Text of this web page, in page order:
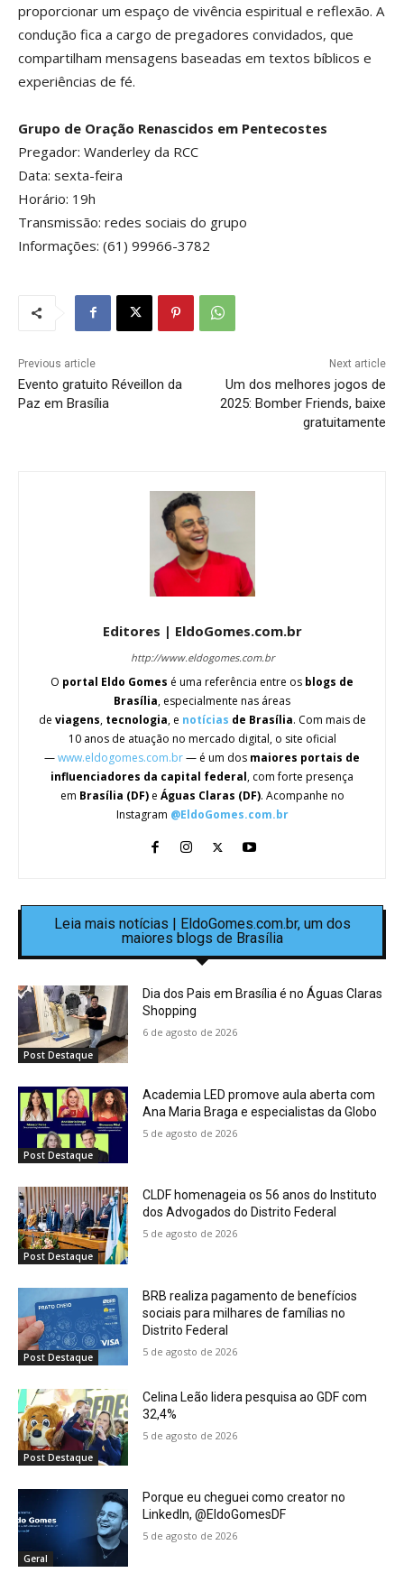
proporcionar um espaço de vivência espiritual e reflexão. A
condução fica a cargo de pregadores convidados, que
compartilham mensagens baseadas em textos bíblicos e
experiências de fé.
Grupo de Oração Renascidos em Pentecostes
Pregador: Wanderley da RCC
Data: sexta-feira
Horário: 19h
Transmissão: redes sociais do grupo
Informações: (61) 99966-3782
Previous article
Evento gratuito Réveillon da
Paz em Brasília
Next article
Um dos melhores jogos de
2025: Bomber Friends, baixe
gratuitamente
Editores | EldoGomes.com.br
http://www.eldogomes.com.br
O portal Eldo Gomes é uma referência entre os blogs de
Brasília, especialmente nas áreas
de viagens, tecnologia, e notícias de Brasília. Com mais de
10 anos de atuação no mercado digital, o site oficial
—www.eldogomes.com.br— é um dos maiores portais de
influenciadores da capital federal, com forte presença
em Brasília (DF)e Águas Claras (DF). Acompanhe no
Instagram @EldoGomes.com.br
Leia mais notícias | EldoGomes.com.br, um dos
maiores blogs de Brasília
Post Destaque
Dia dos Pais em Brasília é no Águas Claras
Shopping
6 de agosto de 2026
Post Destaque
Academia LED promove aula aberta com
Ana Maria Braga e especialistas da Globo
5 de agosto de 2026
Post Destaque
CLDF homenageia os 56 anos do Instituto
dos Advogados do Distrito Federal
5 de agosto de 2026
Post Destaque
BRB realiza pagamento de benefícios
sociais para milhares de famílias no
Distrito Federal
5 de agosto de 2026
Post Destaque
Celina Leão lidera pesquisa ao GDF com
32,4%
5 de agosto de 2026
Geral
Porque eu cheguei como creator no
LinkedIn, @EldoGomesDF
5 de agosto de 2026